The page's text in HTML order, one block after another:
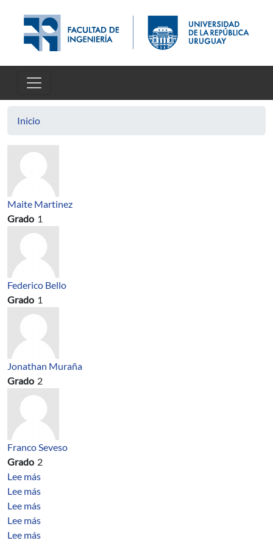
Inicio
Maite Martinez
Grado 1
Federico Bello
Grado 1
Jonathan Muraña
Grado 2
Franco Seveso
Grado 2
Lee mássobre Complementarity spectrum of digraphs.
Lee mássobre Characterization of digraphs with three
Lee mássobre On the logarithmic energy of solutions to the
Lee mássobre Some families of digraphs determined by the
Lee mássobre Weighted Random Dot Product Graphs